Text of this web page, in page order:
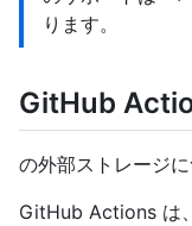
ります。
GitHub
の外部ストレージ
GitHub Actions は